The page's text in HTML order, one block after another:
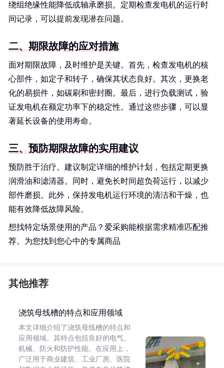
绕组绝缘性能降低或轴承磨损。定期检查发电机的运行时
间记录，可以提前发现潜在问题。
二、期限故障的应对措施
面对期限故障，及时维护是关键。首先，检查发电机的核
心部件，如定子和转子，确保其状态良好。其次，更换老
化的易损件，如碳刷和密封圈。最后，进行负载测试，验
证发电机在额定功率下的稳定性。通过这些步骤，可以显
著延长设备的使用寿命。
三、预防期限故障的实用建议
预防胜于治疗。建议制定详细的维护计划，包括定期更换
润滑油和滤清器。同时，避免长时间超负荷运行，以减少
部件磨损。此外，保持发电机运行环境的清洁和干燥，也
能有效降低故障风险。
想找特定场景使用的产品？爱采购能根据需求精准匹配推
荐。为您找到您心中的专属商品
其他推荐
浇筑母线槽的特点和应用领域
本文详细介绍了浇筑母线槽的特点和
应用领域。其特点包括良好的电气、
机械、防火和防护性能。在应用上，
广泛用于商业建筑、工业厂房、医院